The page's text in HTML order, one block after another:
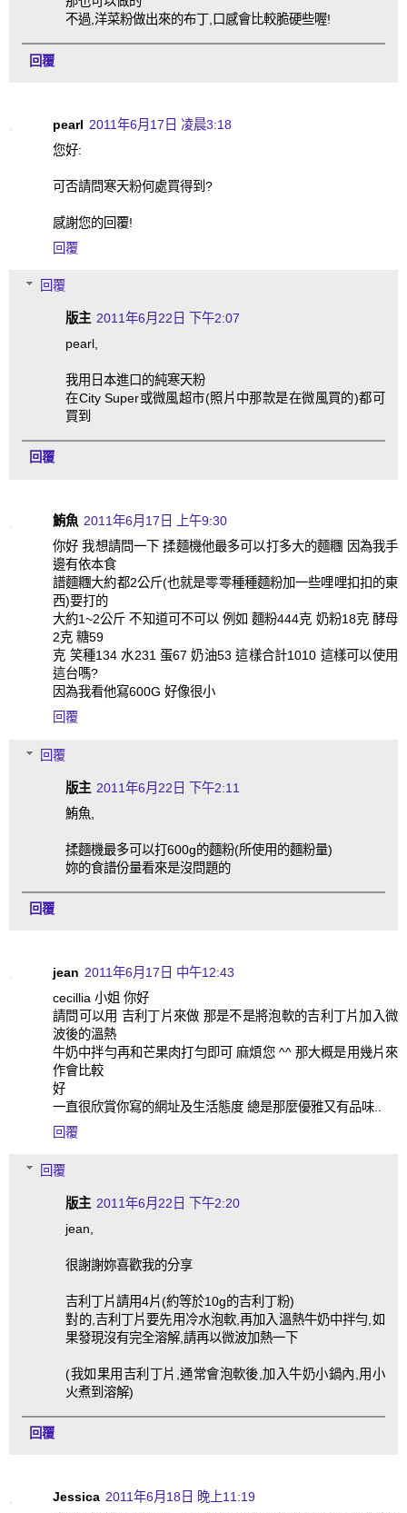
不過,洋菜粉做出來的布丁,口感會比較脆硬些喔!
回覆
pearl 2011年6月17日 凌晨3:18
您好:
可否請問寒天粉何處買得到?
感謝您的回覆!
回覆
回覆
版主 2011年6月22日 下午2:07
pearl,
我用日本進口的純寒天粉
在City Super或微風超市(照片中那款是在微風買的)都可
買到
回覆
鮪魚 2011年6月17日 上午9:30
你好 我想請問一下 揉麵機他最多可以打多大的麵糰 因為我手
邊有依本食
譜麵糰大約都2公斤(也就是零零種種麵粉加一些哩哩扣扣的東
西)要打的
大約1~2公斤 不知道可不可以 例如 麵粉444克 奶粉18克 酵母
2克 糖59
克 笑種134 水231 蛋67 奶油53 這樣合計1010 這樣可以使用
這台嗎?
因為我看他寫600G 好像很小
回覆
回覆
版主 2011年6月22日 下午2:11
鮪魚,
揉麵機最多可以打600g的麵粉(所使用的麵粉量)
妳的食譜份量看來是沒問題的
回覆
jean 2011年6月17日 中午12:43
cecillia 小姐 你好
請問可以用 吉利丁片來做 那是不是將泡軟的吉利丁片加入微
波後的溫熱
牛奶中拌勻再和芒果肉打勻即可 麻煩您 ^^ 那大概是用幾片來
作會比較
好
一直很欣賞你寫的網址及生活態度 總是那麼優雅又有品味..
回覆
回覆
版主 2011年6月22日 下午2:20
jean,
很謝謝妳喜歡我的分享
吉利丁片請用4片(約等於10g的吉利丁粉)
對的,吉利丁片要先用冷水泡軟,再加入溫熱牛奶中拌勻,如
果發現沒有完全溶解,請再以微波加熱一下
(我如果用吉利丁片,通常會泡軟後,加入牛奶小鍋內,用小
火煮到溶解)
回覆
Jessica 2011年6月18日 晚上11:19